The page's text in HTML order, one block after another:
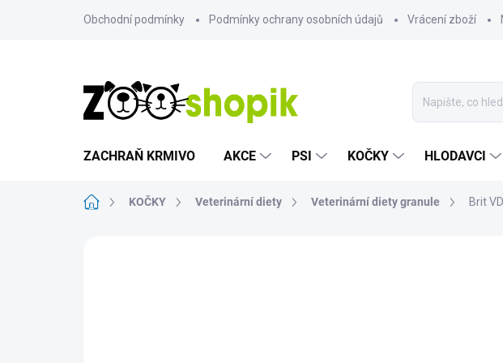
Obchodní podmínky Podmínky ochrany osobních údajů Vrácení zboží
ZACHRAŇ KRMIVO AKCE PSI KOČKY HLODAVCI
Domů KOČKY Veterinární diety Veterinární diety granule Brit